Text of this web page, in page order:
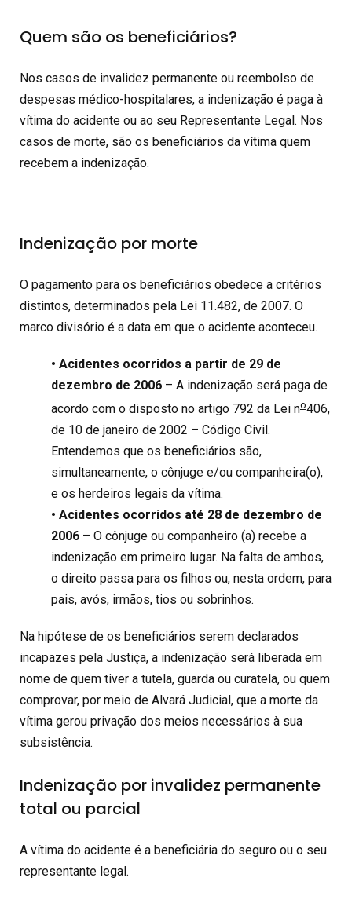
Quem são os beneficiários?
Nos casos de invalidez permanente ou reembolso de
despesas médico-hospitalares, a indenização é paga à
vítima do acidente ou ao seu Representante Legal. Nos
casos de morte, são os beneficiários da vítima quem
recebem a indenização.
Indenização por morte
O pagamento para os beneficiários obedece a critérios
distintos, determinados pela Lei 11.482, de 2007. O
marco divisório é a data em que o acidente aconteceu.
• Acidentes ocorridos a partir de 29 de
dezembro de 2006 – A indenização será paga de
acordo com o disposto no artigo 792 da Lei no406,
de 10 de janeiro de 2002 – Código Civil.
Entendemos que os beneficiários são,
simultaneamente, o cônjuge e/ou companheira(o),
e os herdeiros legais da vítima.
• Acidentes ocorridos até 28 de dezembro de
2006 – O cônjuge ou companheiro (a) recebe a
indenização em primeiro lugar. Na falta de ambos,
o direito passa para os filhos ou, nesta ordem, para
pais, avós, irmãos, tios ou sobrinhos.
Na hipótese de os beneficiários serem declarados
incapazes pela Justiça, a indenização será liberada em
nome de quem tiver a tutela, guarda ou curatela, ou quem
comprovar, por meio de Alvará Judicial, que a morte da
vítima gerou privação dos meios necessários à sua
subsistência.
Indenização por invalidez permanente
total ou parcial
A vítima do acidente é a beneficiária do seguro ou o seu
representante legal.